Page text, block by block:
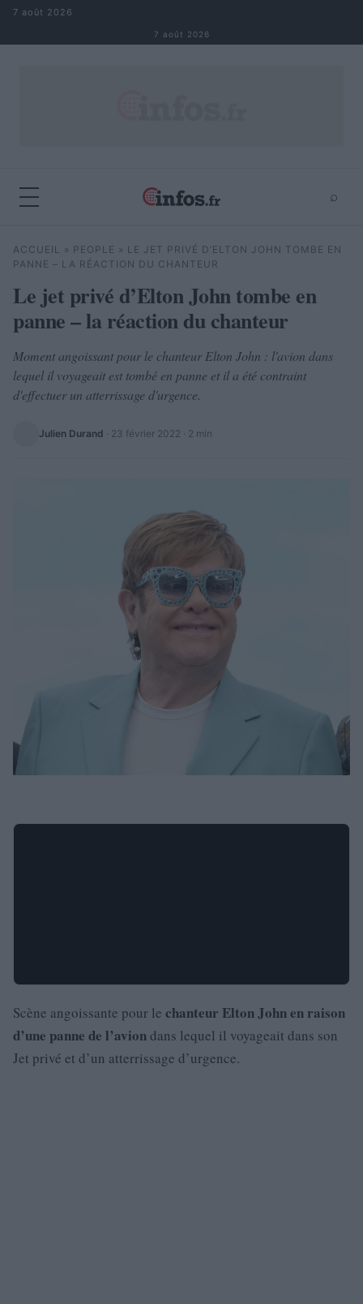
Aller au contenu
7 août 2026
7 août 2026
⌕
Rechercher ⌕ ×
ACCUEIL » PEOPLE » LE JET PRIVÉ D’ELTON JOHN TOMBE EN
PANNE – LA RÉACTION DU CHANTEUR
Le jet privé d’Elton John tombe en
panne – la réaction du chanteur
Moment angoissant pour le chanteur Elton John : l'avion dans
lequel il voyageait est tombé en panne et il a été contraint
d'effectuer un atterrissage d'urgence.
Julien Durand · 23 février 2022 · 2 min
Scène angoissante pour le chanteur Elton John en raison
d’une panne de l’aviondans lequel il voyageait dans son
Jet privé et d’un atterrissage d’urgence.